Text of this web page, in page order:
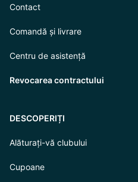
Contact
Comandă și livrare
Centru de asistență
Revocarea contractului
DESCOPERIȚI
Alăturați-vă clubului
Cupoane